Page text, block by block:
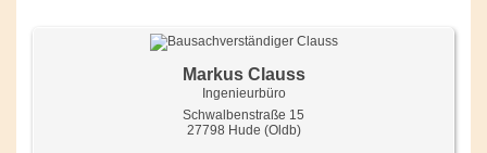
Markus Clauss
Ingenieurbüro
Schwalbenstraße 15
27798 Hude (Oldb)